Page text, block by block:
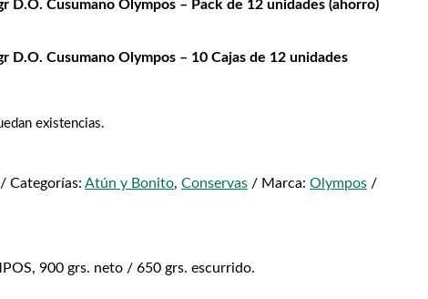
D.O. Cusumano Olympos – Pack de 12 unidades (ahorro)
D.O. Cusumano Olympos – 10 Cajas de 12 unidades
existencias.
Categorías: Atún y Bonito, Conservas Marca: Olympos
900 grs. neto / 650 grs. escurrido.